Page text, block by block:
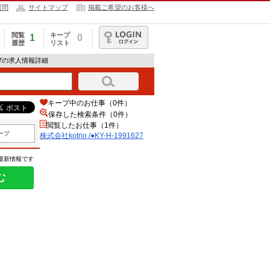
問 サイトマップ 掲載ご希望のお客様へ
閲覧
履歴
1
キープ
リスト
0
ログイン
の求人情報詳細
プ
新情報です
キープ中のお仕事（0件）
保存した検索条件（0件）
閲覧したお仕事（1件）
株式会社kotrio /●KY-H-1991627